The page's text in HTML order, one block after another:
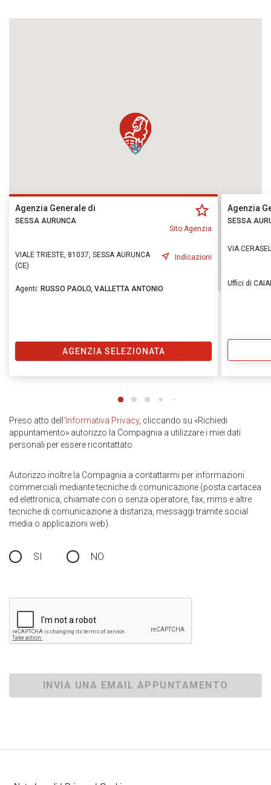
Agenzia Generale di
SESSA AURUNCA
Sito Agenzia
VIALE TRIESTE, 81037, SESSA AURUNCA
(CE)
Indicazioni
Agenti: RUSSO PAOLO, VALLETTA ANTONIO
AGENZIA SELEZIONATA
Agenzia
SESSA
VIA
Uffici di
Preso atto dell ’Informativa Privacy, cliccando su «Richiedi
appuntamento» autorizzo la Compagnia a utilizzare i miei dati
personali per essere ricontattato.
Autorizzo inoltre la Compagnia a contattarmi per informazioni
commerciali mediante tecniche di comunicazione (posta cartacea
ed elettronica, chiamate con o senza operatore, fax, mms e altre
tecniche di comunicazione a distanza, messaggi tramite social
media o applicazioni web).
SI NO
INVIA UNA EMAIL APPUNTAMENTO